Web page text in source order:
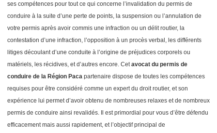
ses compétences pour tout ce qui concerne l’invalidation du permis de
conduire à la suite d’une perte de points, la suspension ou l’annulation de
votre permis après avoir commis une infraction ou un délit routier, la
contestation d’une infraction, l’opposition à un procès verbal, les différents
litiges découlant d’une conduite à l’origine de préjudices corporels ou
matériels, les récidives, et d’autres encore. Cet avocat du permis de
conduire de la Région Paca partenaire dispose de toutes les compétences
requises pour être considéré comme un expert du droit routier, et son
expérience lui permet d’avoir obtenu de nombreuses relaxes et de nombreux
permis de conduire ainsi revalidés. Il est primordial pour vous d’être défendu
efficacement mais aussi rapidement, et l’objectif principal de